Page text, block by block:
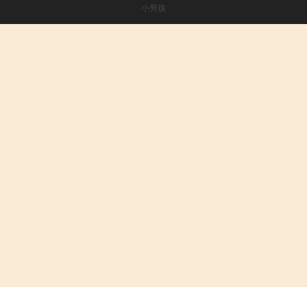
小男孩